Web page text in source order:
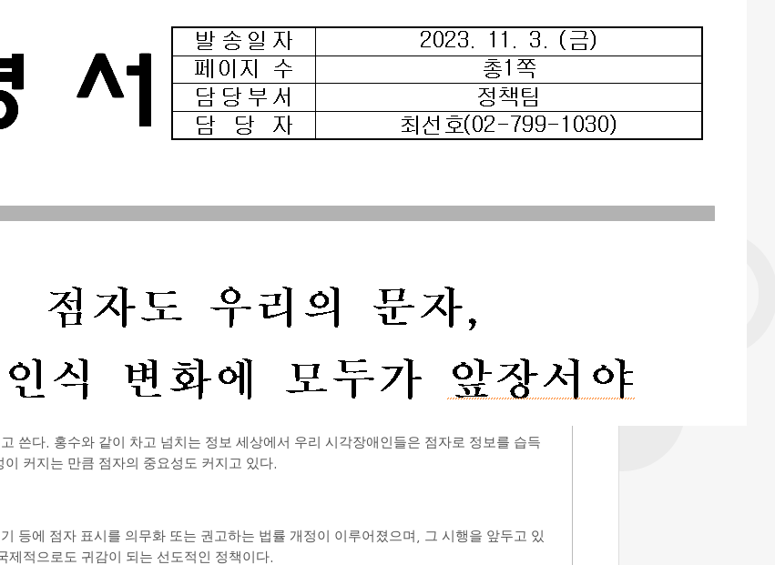
쓴다
홍수와 같이 차고 넘치는 정보 세상에서 우리 시각장애인들은 점자로 정보를 습득
이 커지는 만큼 점자의 중요성도 커지고 있다
등에 점자 표시를 의무화 또는 권고하는 법률 개정이 이루어졌으며
그 시행을 앞두고 있
제적으로도 귀감이 되는 선도적인 정책이다